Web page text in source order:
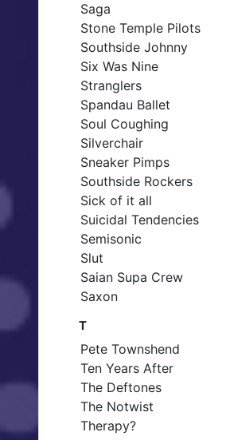
Saga
Stone Temple Pilots
Southside Johnny
Six Was Nine
Stranglers
Spandau Ballet
Soul Coughing
Silverchair
Sneaker Pimps
Southside Rockers
Sick of it all
Suicidal Tendencies
Semisonic
Slut
Saian Supa Crew
Saxon
T
Pete Townshend
Ten Years After
The Deftones
The Notwist
Therapy?